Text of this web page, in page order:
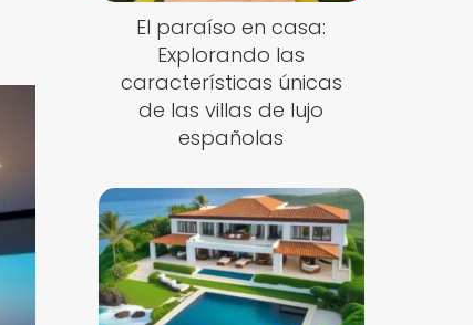
El paraíso en casa:
Explorando las
características únicas
de las villas de lujo
españolas